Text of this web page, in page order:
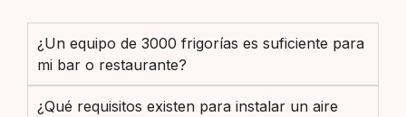
¿Un equipo de 3000 frigorías es suficiente para
mi bar o restaurante?
¿Qué requisitos existen para instalar un aire